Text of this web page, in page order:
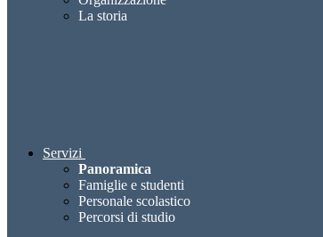
La storia
Servizi
Panoramica
Famiglie e studenti
Personale scolastico
Percorsi di studio